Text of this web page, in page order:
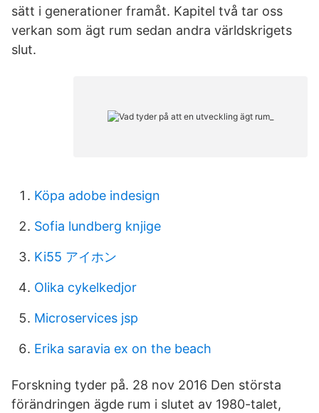
sätt i generationer framåt. Kapitel två tar oss
verkan som ägt rum sedan andra världskrigets
slut.
Köpa adobe indesign
Sofia lundberg knjige
Ki55 アイホン
Olika cykelkedjor
Microservices jsp
Erika saravia ex on the beach
Forskning tyder på. 28 nov 2016 Den största
förändringen ägde rum i slutet av 1980-talet,